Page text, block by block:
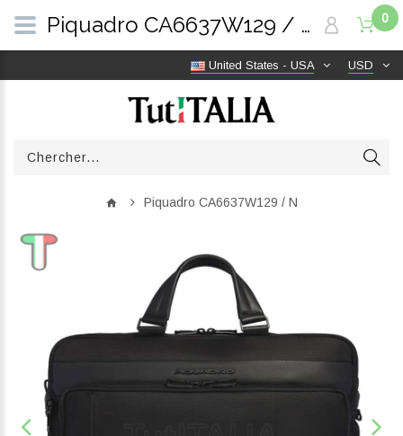
USD
United States - USA
0
Piquadro CA6637W129 / N
Piquadro CA6637W129 / N | TutITALIA